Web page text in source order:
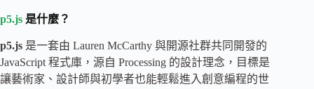
p5.js 是什麼？
p5.js 是一套由 Lauren McCarthy 與開源社群共同開發的
JavaScript 程式庫，源自 Processing 的設計理念，目標是
讓藝術家、設計師與初學者也能輕鬆進入創意編程的世